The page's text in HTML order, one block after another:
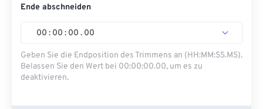
Ende abschneiden
00 : 00 : 00 . 00
Geben Sie die Endposition des Trimmens an (HH:MM:SS.MS).
Belassen Sie den Wert bei 00:00:00.00, um es zu
deaktivieren.